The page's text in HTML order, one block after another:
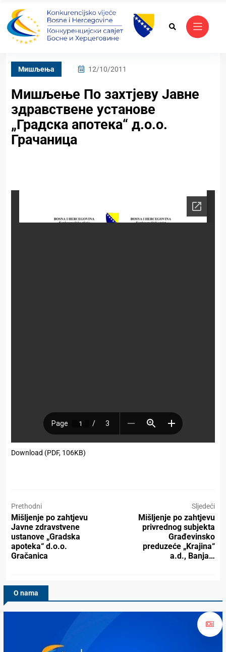
Mишљења 12/10/2011
Мишљење По захтјеву Јавне
здравствене установе
„Градска апотека“ д.о.о.
Грачаница
Download (PDF, 106KB)
Prethodni
Mišljenje po zahtjevu
Javne zdravstvene
ustanove „Gradska
apoteka“ d.o.o.
Gračanica
Sljedeći
Mišljenje po zahtjevu
privrednog subjekta
Građevinsko
preduzeće „Krajina“
a.d., Banja…
O nama